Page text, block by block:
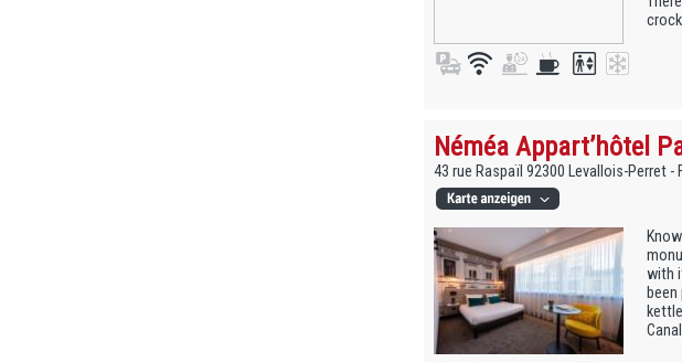
Néméa Appart’hôtel
43 rue Raspaïl 92300 Levallois-Perret -
with